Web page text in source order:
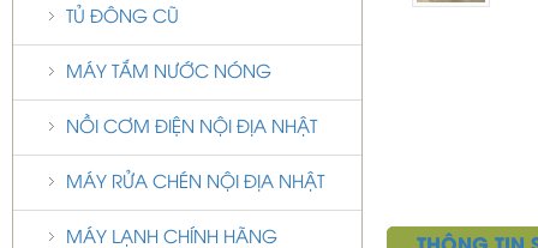
TỦ ĐÔNG CŨ
MÁY TẮM NƯỚC NÓNG
NỒI CƠM ĐIỆN NỘI ĐỊA NHẬT
MÁY RỬA CHÉN NỘI ĐỊA NHẬT
MÁY LẠNH CHÍNH HÃNG